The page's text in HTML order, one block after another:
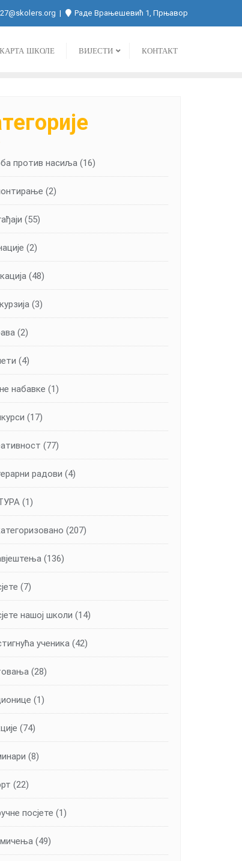
Раде Врањешевић 1, Прњавор
ШКОЛЕ ВИЈЕСТИ КОНТАКТ
против насиља (16)
(2)
(55)
(2)
(48)
(3)
(2)
(4)
набавке (1)
(17)
(77)
радови (4)
(1)
(207)
(136)
(7)
нашој школи (14)
ученика (42)
(28)
(1)
(74)
(8)
(22)
посјете (1)
(49)